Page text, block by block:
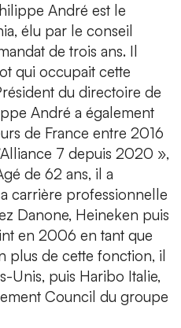
André est le
élu par le conseil
de trois ans. Il
qui occupait cette
du directoire de
André a également
de France entre 2016
7 depuis 2020 »,
de 62 ans, il a
carrière professionnelle
Danone, Heineken puis
en 2006 en tant que
plus de cette fonction, il
Unis, puis Haribo Italie,
Council du groupe